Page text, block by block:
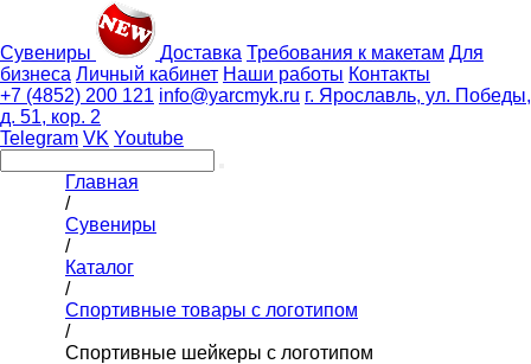
Сувениры Доставка Требования к макетам Для
бизнеса Личный кабинет Наши работы Контакты
+7 (4852) 200 121 info@yarcmyk.ru г. Ярославль, ул. Победы,
д. 51, кор. 2
Telegram VK Youtube
Главная
/
Сувениры
/
Каталог
/
Спортивные товары с логотипом
/
Спортивные шейкеры с логотипом